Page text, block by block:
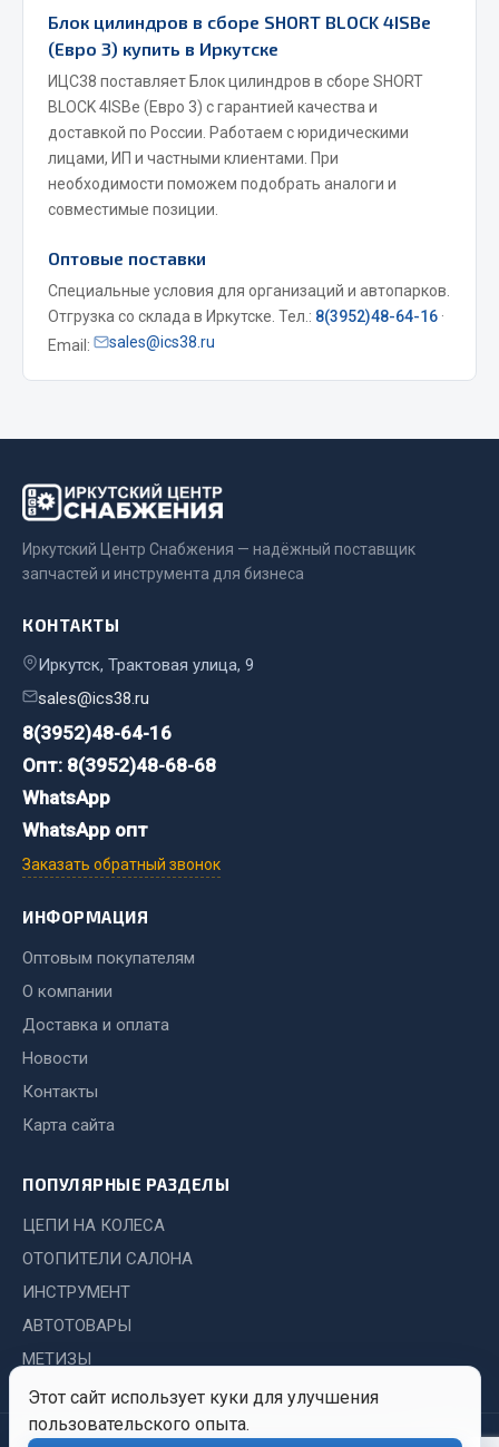
Весь раздел
Инструмент
Автомобильный инструмент
Измерительный инструмент
Силовое оборудование
Слесарный инструмент
РТИ
Кольца уплотнительные
Лента конвейерная
Манжеты
Патрубки
Прокладки
Рукава высокого давления
Весь раздел
Автолампы
Вилки нагрузочные
Выключатели и переключатели клавишные
Выключатели кнопочные
Выключатель массы
Весь раздел
Блок цилиндров в сборе SHORT BLOCK 4ISBe
(Евро 3) купить в Иркутске
ИЦС38 поставляет Блок цилиндров в сборе SHORT
BLOCK 4ISBe (Евро 3) с гарантией качества и
доставкой по России. Работаем с юридическими
лицами, ИП и частными клиентами. При
необходимости поможем подобрать аналоги и
совместимые позиции.
Оптовые поставки
Специальные условия для организаций и автопарков.
Отгрузка со склада в Иркутске. Тел.: 8(3952)48-64-16 ·
Email:
sales@ics38.ru
Этот сайт использует куки для улучшения
пользовательского опыта.
Иркутский Центр Снабжения — надёжный поставщик
запчастей и инструмента для бизнеса
КОНТАКТЫ
Иркутск, Трактовая улица, 9
sales@ics38.ru
8(3952)48-64-16
Опт: 8(3952)48-68-68
WhatsApp
WhatsApp опт
Заказать обратный звонок
ИНФОРМАЦИЯ
Оптовым покупателям
О компании
Доставка и оплата
Новости
Контакты
Карта сайта
ПОПУЛЯРНЫЕ РАЗДЕЛЫ
ЦЕПИ НА КОЛЕСА
ОТОПИТЕЛИ САЛОНА
ИНСТРУМЕНТ
АВТОТОВАРЫ
МЕТИЗЫ
© 2026 Иркутский Центр Политика Обработка